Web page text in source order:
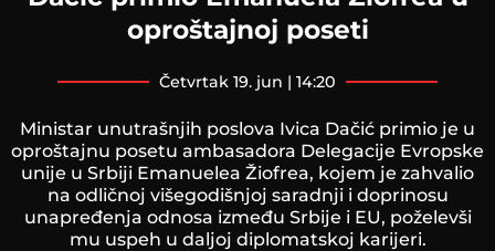
oproštajnoj poseti
četvrtak 19. jun | 14:20
Ministar unutrašnjih poslova Ivica Dačić primio je u
oproštajnu posetu ambasadora Delegacije Evropske
unije u Srbiji Emanuelea Žiofrea, kojem je zahvalio
na odličnoj višegodišnjoj saradnji i doprinosu
unapređenja odnosa između Srbije i EU, poželevši
mu uspeh u daljoj diplomatskoj karijeri.